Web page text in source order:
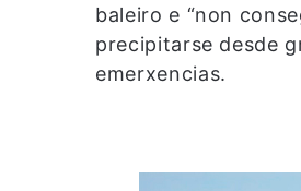
baleiro e “non
precipitarse desde
emerxencias.